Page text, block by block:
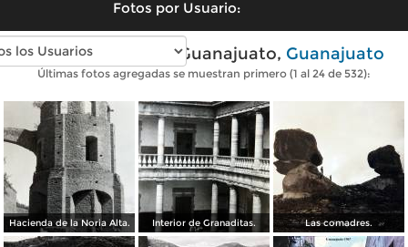
Fotos por Usuario:
Fotos antiguas de Guanajuato, Guanajuato
Últimas fotos agregadas se muestran primero (1 al 24 de 532):
Hacienda de la Noria Alta. Interior de Granaditas. Las comadres.